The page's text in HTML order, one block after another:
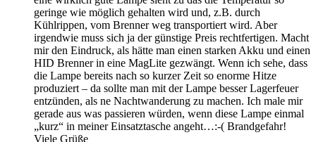
geringe wie möglich gehalten wird und, z.B. durch
Kühlrippen, vom Brenner weg transportiert wird. Aber
irgendwie muss sich ja der günstige Preis rechtfertigen. Macht
mir den Eindruck, als hätte man einen starken Akku und einen
HID Brenner in eine MagLite gezwängt. Wenn ich sehe, dass
die Lampe bereits nach so kurzer Zeit so enorme Hitze
produziert – da sollte man mit der Lampe besser Lagerfeuer
entzünden, als ne Nachtwanderung zu machen. Ich male mir
gerade aus was passieren würden, wenn diese Lampe einmal
„kurz“ in meiner Einsatztasche angeht…:-( Brandgefahr!
Viele Grüße